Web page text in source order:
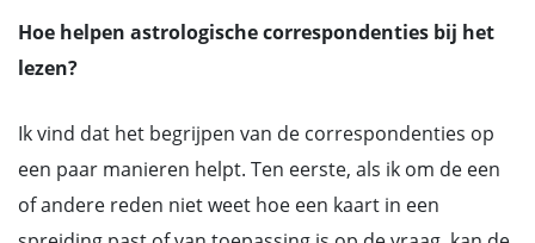
Hoe helpen astrologische correspondenties bij het
lezen?
Ik vind dat het begrijpen van de correspondenties op
een paar manieren helpt. Ten eerste, als ik om de een
of andere reden niet weet hoe een kaart in een